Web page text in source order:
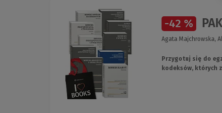
-42 %
Agata Majchrowska,
Przygotuj się do
kodeksów, których